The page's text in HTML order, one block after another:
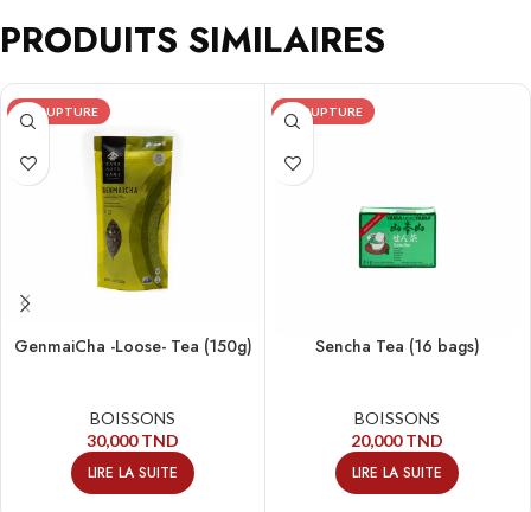
PRODUITS SIMILAIRES
EN RUPTURE
GenmaiCha -Loose- Tea (150g)
BOISSONS
30,000TND
LIRE LA SUITE
EN RUPTURE
Sencha Tea (16 bags)
BOISSONS
20,000TND
LIRE LA SUITE